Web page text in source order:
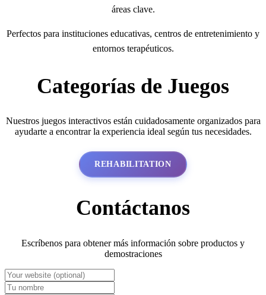
áreas clave.
Perfectos para instituciones educativas, centros de entretenimiento y
entornos terapéuticos.
Categorías de Juegos
Nuestros juegos interactivos están cuidadosamente organizados para
ayudarte a encontrar la experiencia ideal según tus necesidades.
REHABILITATION
Contáctanos
Escríbenos para obtener más información sobre productos y
demostraciones